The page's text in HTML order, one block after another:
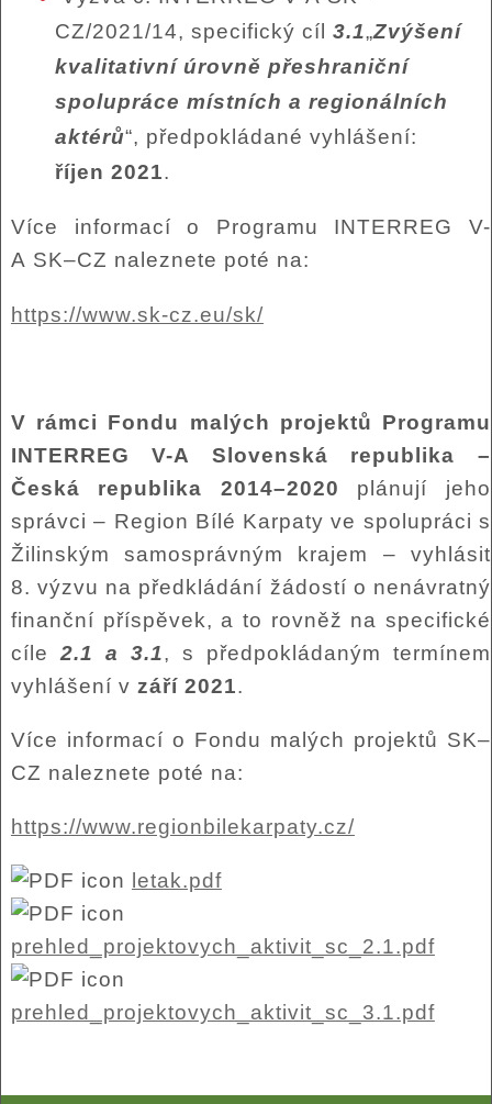
CZ/2021/14, specifický cíl 3.1„Zvýšení
kvalitativní úrovně přeshraniční
spolupráce místních a regionálních
aktérů“, předpokládané vyhlášení:
říjen 2021.
Více informací o Programu INTERREG V-
A SK–CZ naleznete poté na:
https://www.sk-cz.eu/sk/
V rámci Fondu malých projektů Programu
INTERREG V-A Slovenská republika –
Česká republika 2014–2020 plánují jeho
správci – Region Bílé Karpaty ve spolupráci s
Žilinským samosprávným krajem – vyhlásit
8. výzvu na předkládání žádostí o nenávratný
finanční příspěvek, a to rovněž na specifické
cíle 2.1 a 3.1, s předpokládaným termínem
vyhlášení v září 2021.
Více informací o Fondu malých projektů SK–
CZ naleznete poté na:
https://www.regionbilekarpaty.cz/
letak.pdf
prehled_projektovych_aktivit_sc_2.1.pdf
prehled_projektovych_aktivit_sc_3.1.pdf